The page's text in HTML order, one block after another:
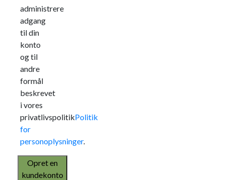
administrere
adgang
til din
konto
og til
andre
formål
beskrevet
i vores
privatlivspolitikPolitik
for
personoplysninger.
Opret en
kundekonto